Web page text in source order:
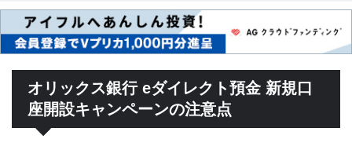
オリックス銀行 eダイレクト預金 新規口
座開設キャンペーンの注意点